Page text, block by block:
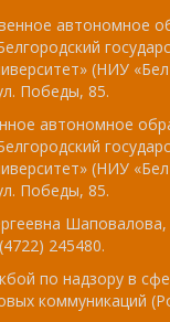
автономное
(НИУ
Победы, 85.
автономное
(НИУ
Победы, 85.
245480.
по надзору в
коммуникаций